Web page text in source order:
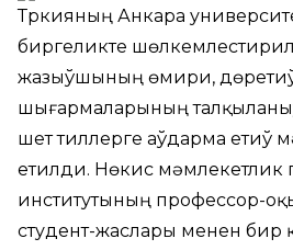
Түркияның Анкара
биргеликте
жазыўшының өмири,
шығармаларының
шет тиллерге аўдарма етиў
етилди. Нөкис мәмлекетлик
институтының профессор-
студент-жаслары менен бир